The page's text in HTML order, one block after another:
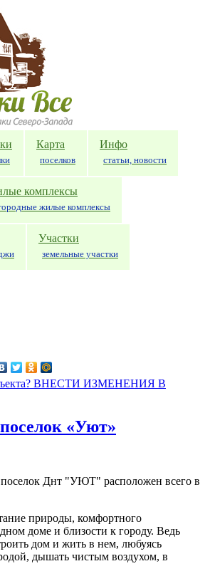
содержанию
Карта
поселков
Инфо
статьи, новости
комплексы
жилые комплексы
Участки
земельные участки
ВНЕСТИ ИЗМЕНЕНИЯ В
«Уют»
Днт "УЮТ" расположен всего в
природы, комфортного
доме и близости к городу. Ведь
дом и жить в нем, любуясь
дышать чистым воздухом, в